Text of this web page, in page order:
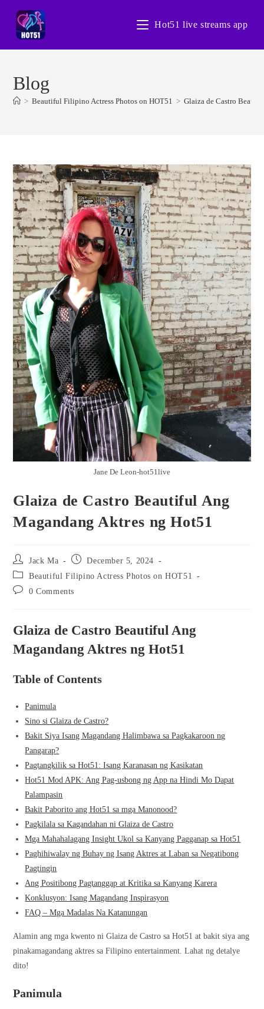
content
Hot51 live streams app
Blog
> Beautiful Filipino Actress Photos on HOT51 > Glaiza de Castro
Jane De Leon-hot51live
Glaiza de Castro Beautiful Ang
Magandang Aktres ng Hot51
Post
author:
Jack Ma
Post December 5, 2024
Post
category:
Beautiful Filipino Actress Photos on HOT51
Post 0 Comments
Glaiza de Castro Beautiful Ang
Magandang Aktres ng Hot51
Table of Contents
Panimula
Sino si Glaiza de Castro?
Bakit Siya Isang Magandang Halimbawa sa Pagkakaroon ng
Pangarap?
Pagtangkilik sa Hot51: Isang Karanasan ng Kasikatan
Hot51 Mod APK: Ang Pag-usbong ng App na Hindi Mo Dapat
Palampasin
Bakit Paborito ang Hot51 sa mga Manonood?
Pagkilala sa Kagandahan ni Glaiza de Castro
Mga Mahahalagang Insight Ukol sa Kanyang Pagganap sa Hot51
Paghihiwalay ng Buhay ng Isang Aktres at Laban sa Negatibong
Pagtingin
Ang Positibong Pagtanggap at Kritika sa Kanyang Karera
Konklusyon: Isang Magandang Inspirasyon
FAQ – Mga Madalas Na Katanungan
Alamin ang mga kwento ni Glaiza de Castro sa Hot51 at bakit siya ang
pinakamagandang aktres sa Filipino entertainment. Lahat ng detalye
dito!
Panimula